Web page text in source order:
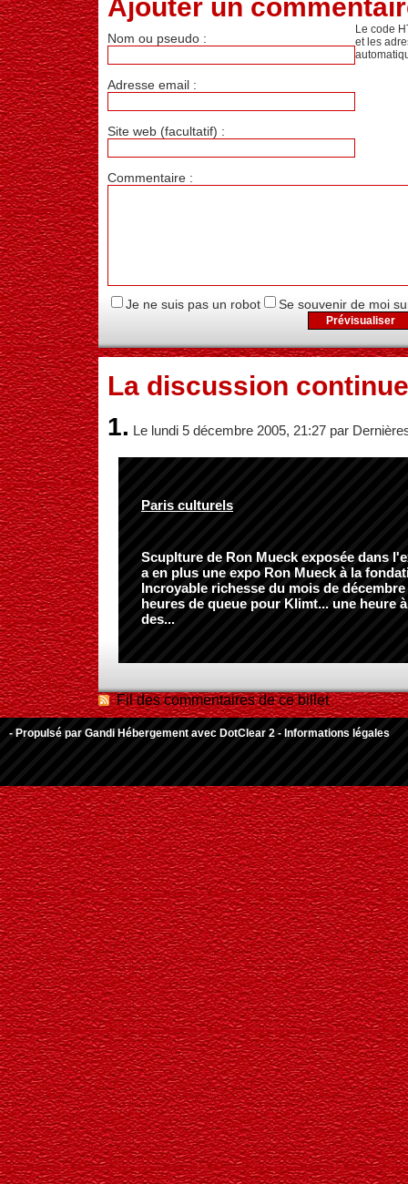
Ajouter un
Nom ou pseudo :
Adresse email :
Site web (facultatif) :
Commentaire :
Le code
et les
Je ne suis pas un robot Se souvenir de moi
La discussion
1. Le lundi 5 décembre 2005, 21:27 par
Paris culturels
Scuplture de Ron Mueck exposée dans
a en plus une expo Ron Mueck à la
Incroyable richesse du mois de
heures de queue pour Klimt... une heure
des...
Fil des commentaires de ce billet
- Propulsé par Gandi Hébergement avec DotClear 2 - Informations légales